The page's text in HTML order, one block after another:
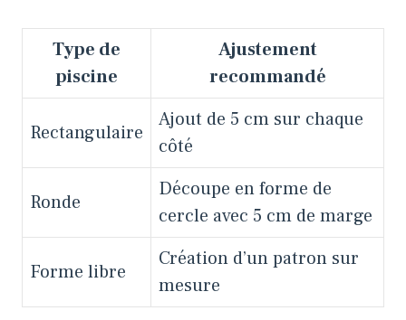
Type de
piscine
Ajustement
recommandé
Rectangulaire
Ajout de 5 cm sur chaque
côté
Ronde
Découpe en forme de
cercle avec 5 cm de marge
Forme libre
Création d’un patron sur
mesure